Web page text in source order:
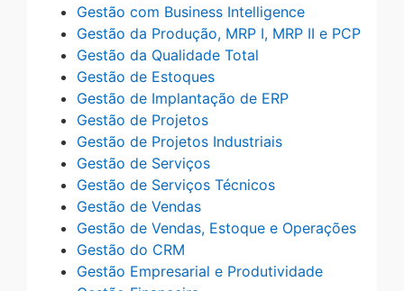
Gestão com Business Intelligence
Gestão da Produção, MRP I, MRP II e PCP
Gestão da Qualidade Total
Gestão de Estoques
Gestão de Implantação de ERP
Gestão de Projetos
Gestão de Projetos Industriais
Gestão de Serviços
Gestão de Serviços Técnicos
Gestão de Vendas
Gestão de Vendas, Estoque e Operações
Gestão do CRM
Gestão Empresarial e Produtividade